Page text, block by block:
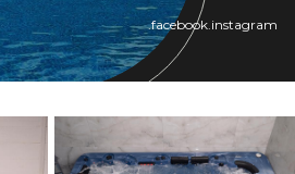
.facebook.instagram